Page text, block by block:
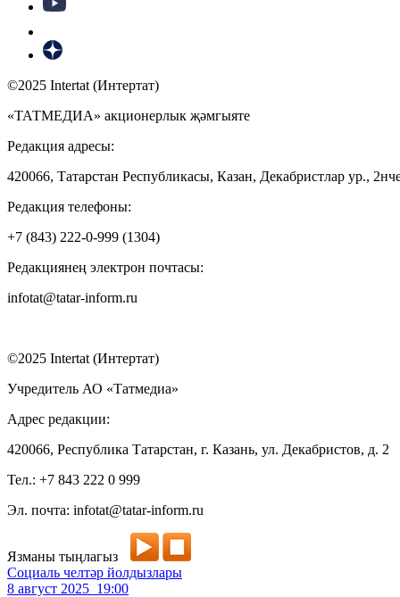
©2025 Intertat (Интертат)
«ТАТМЕДИА» акционерлык җәмгыяте
Редакция адресы:
420066, Татарстан Республикасы, Казан, Декабристлар ур.,
Редакция телефоны:
+7 (843) 222-0-999 (1304)
Редакциянең электрон почтасы:
infotat@tatar-inform.ru
©2025 Intertat (Интертат)
Учредитель АО «Татмедиа»
Адрес редакции:
420066, Республика Татарстан, г. Казань, ул. Декабристов, д. 2
Тел.: +7 843 222 0 999
Эл. почта: infotat@tatar-inform.ru
Язманы тыңлагыз
Социаль челтәр йолдызлары
8 август 2025 19:00